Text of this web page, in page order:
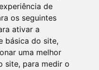
de
os seguintes
ativar a
básica do site,
uma melhor
site, para medir o
3801.
horário comercial